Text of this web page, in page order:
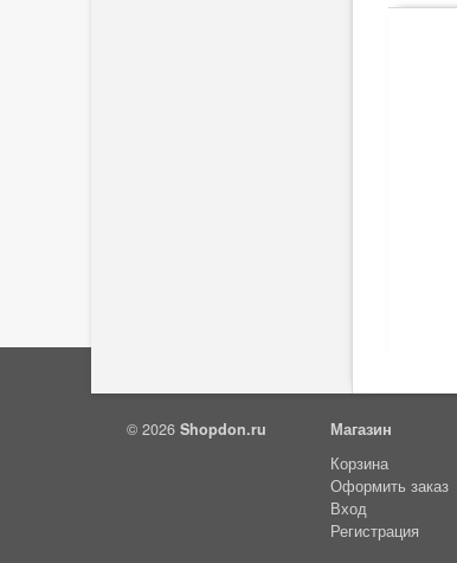
© 2026 Shopdon.ru
Магазин
Корзина
Оформить заказ
Вход
Регистрация